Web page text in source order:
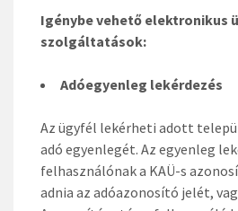
Igénybe vehető elektronikus
szolgáltatások:
Adóegyenleg lekérdezés
Az ügyfél lekérheti adott
adó egyenlegét. Az egyenleg
felhasználónak a KAÜ-s
adnia az adóazonosító jelét,